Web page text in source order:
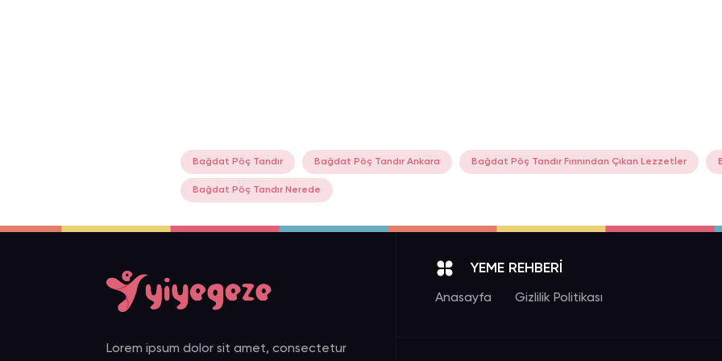
Bağdat Pöç Tandır Bağdat Pöç Tandır Ankara Bağdat Pöç Tandır Fırınından Çıkan Lezzetler
Bağdat Pöç Tandır Nerede
Lorem ipsum dolor sit amet, consectetur
YEME REHBERİ
Anasayfa Gizlilik Politikası